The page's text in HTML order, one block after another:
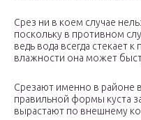
Срез ни в коем случае
поскольку в противном
ведь вода всегда стекает
влажности она может
Срезают именно в районе
правильной формы куста
вырастают по внешнему